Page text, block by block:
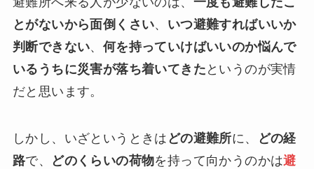
とがないから面倒くさい、 いつ避難すればいいか
判断できない、 何を持っていけばいいのか悩んで
いるうちに災害が落ち着いてきた というのが実情
だと思います。
しかし、いざというときは どの避難所に、
どの経
路で、 どのくらいの荷物を持って向かうのかは避